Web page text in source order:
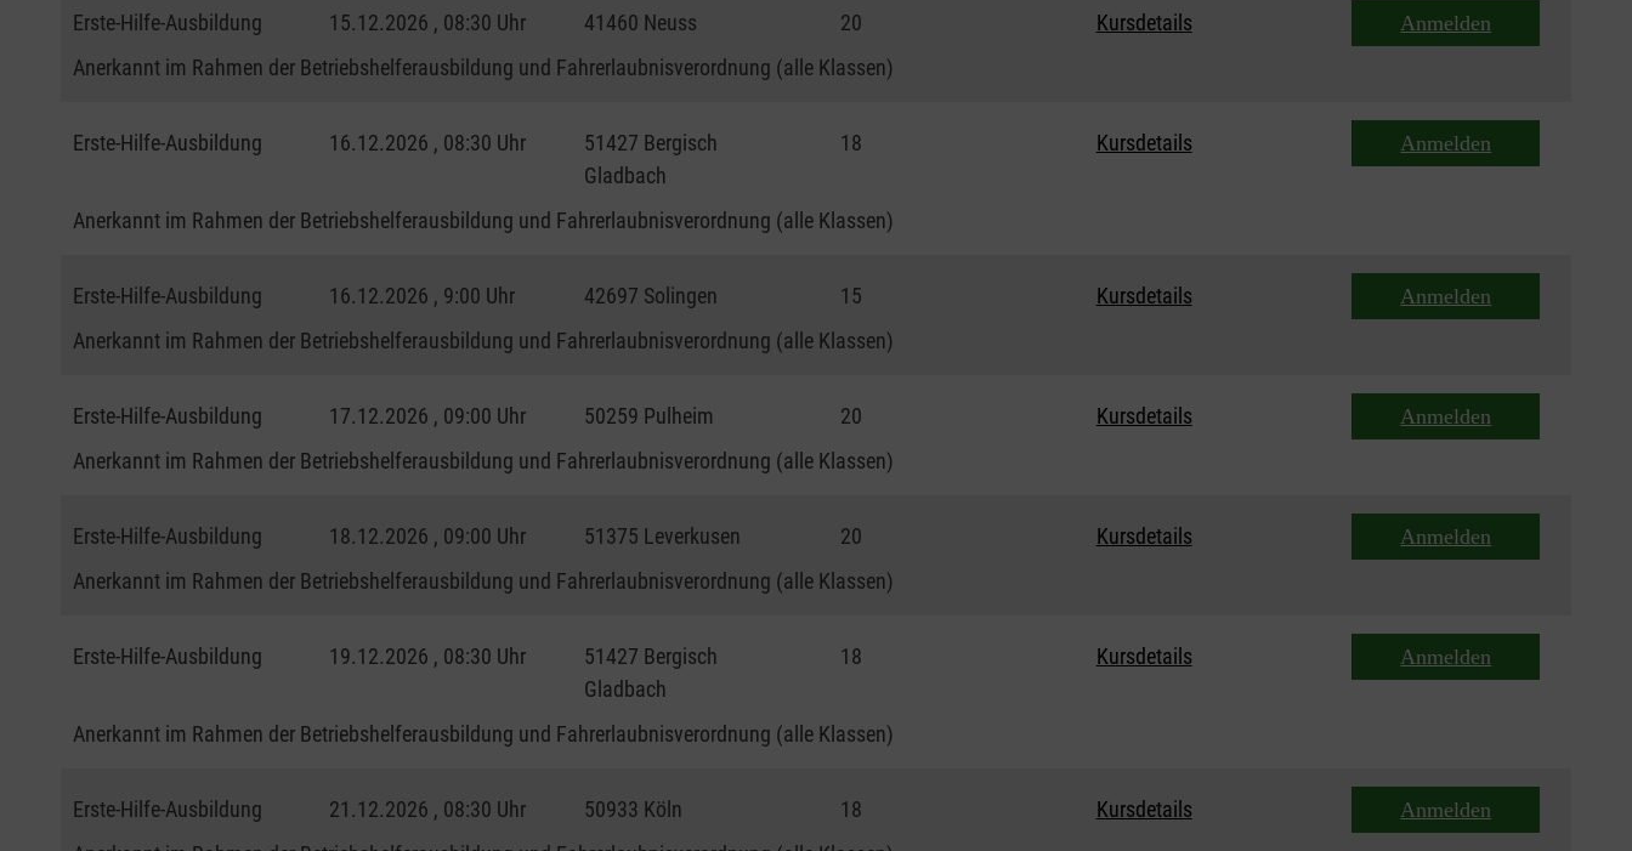
Erste-Hilfe-Ausbildung 15.12.2026 , 08:30 Uhr 41460 Neuss 20 Kursdetails Anmelden
Anerkannt im Rahmen der Betriebshelferausbildung und Fahrerlaubnisverordnung (alle Klassen)
Erste-Hilfe-Ausbildung 16.12.2026 , 08:30 Uhr
51427 Bergisch
Gladbach
18 Kursdetails Anmelden
Anerkannt im Rahmen der Betriebshelferausbildung und Fahrerlaubnisverordnung (alle Klassen)
Erste-Hilfe-Ausbildung 16.12.2026 , 9:00 Uhr 42697 Solingen 15 Kursdetails Anmelden
Anerkannt im Rahmen der Betriebshelferausbildung und Fahrerlaubnisverordnung (alle Klassen)
Erste-Hilfe-Ausbildung 17.12.2026 , 09:00 Uhr 50259 Pulheim 20 Kursdetails Anmelden
Anerkannt im Rahmen der Betriebshelferausbildung und Fahrerlaubnisverordnung (alle Klassen)
Erste-Hilfe-Ausbildung 18.12.2026 , 09:00 Uhr 51375 Leverkusen 20 Kursdetails Anmelden
Anerkannt im Rahmen der Betriebshelferausbildung und Fahrerlaubnisverordnung (alle Klassen)
Erste-Hilfe-Ausbildung 19.12.2026 , 08:30 Uhr
51427 Bergisch
Gladbach
18 Kursdetails Anmelden
Anerkannt im Rahmen der Betriebshelferausbildung und Fahrerlaubnisverordnung (alle Klassen)
Erste-Hilfe-Ausbildung 21.12.2026 , 08:30 Uhr 50933 Köln 18 Kursdetails Anmelden